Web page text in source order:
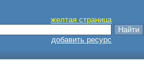
желтая страница
добавить ресурс